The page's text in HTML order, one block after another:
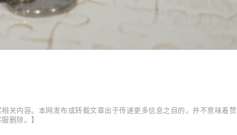
关内容。本网发布或转载文章出于传递更多信息之目的，并不意味着赞
删除。】